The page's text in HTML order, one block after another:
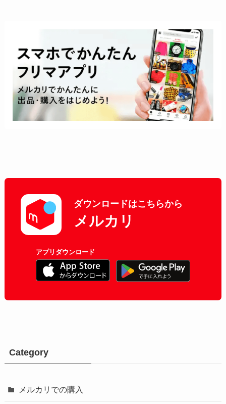
ダウンロードはこちらから
メルカリ
アプリダウンロード
Category
メルカリでの購入